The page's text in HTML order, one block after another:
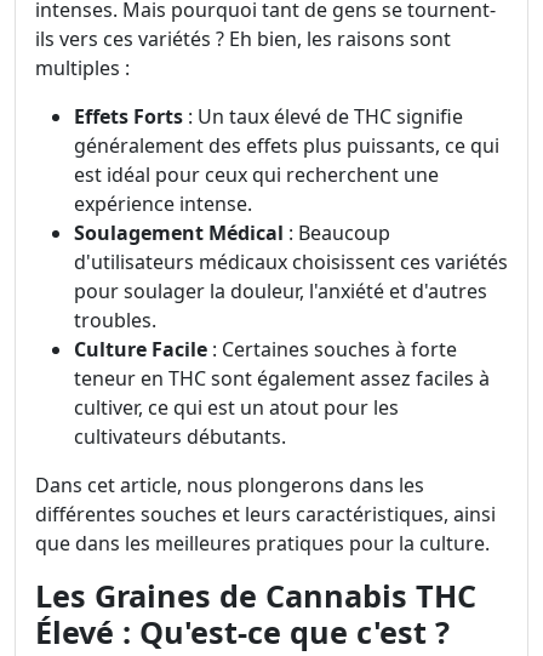
intenses. Mais pourquoi tant de gens se tournent-
ils vers ces variétés ? Eh bien, les raisons sont
multiples :
Effets Forts : Un taux élevé de THC signifie
généralement des effets plus puissants, ce qui
est idéal pour ceux qui recherchent une
expérience intense.
Soulagement Médical : Beaucoup
d'utilisateurs médicaux choisissent ces variétés
pour soulager la douleur, l'anxiété et d'autres
troubles.
Culture Facile : Certaines souches à forte
teneur en THC sont également assez faciles à
cultiver, ce qui est un atout pour les
cultivateurs débutants.
Dans cet article, nous plongerons dans les
différentes souches et leurs caractéristiques, ainsi
que dans les meilleures pratiques pour la culture.
Les Graines de Cannabis THC
Élevé : Qu'est-ce que c'est ?